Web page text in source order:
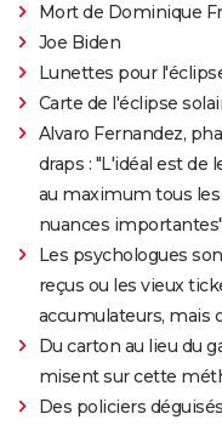
Mort de Dominique
Joe Biden
Lunettes pour
Carte de l'éclipse
Alvaro Fernandez,
draps : "L'idéal est de
au maximum tous les
nuances importantes"
Les psychologues
reçus ou les vieux
accumulateurs, mais
Du carton au lieu du
misent sur cette
Des policiers